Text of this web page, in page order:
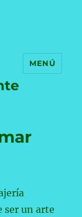
MENÚ
ser un arte